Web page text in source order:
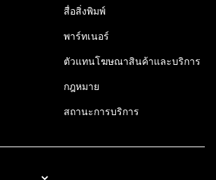
สื่อสิ่งพิมพ์
พาร์ทเนอร์
ตัวแทนโฆษณาสินค้าและบริการ
กฎหมาย
สถานะการบริการ